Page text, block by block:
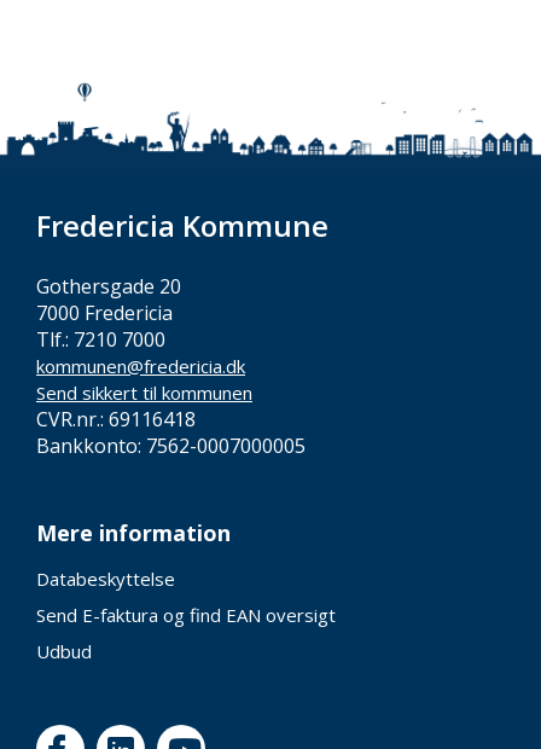
Fredericia Kommune
Gothersgade 20
7000 Fredericia
Tlf.: 7210 7000
kommunen@fredericia.dk
Send sikkert til kommunen
CVR.nr.: 69116418
Bankkonto: 7562-0007000005
Mere information
Databeskyttelse
Send E-faktura og find EAN oversigt
Udbud